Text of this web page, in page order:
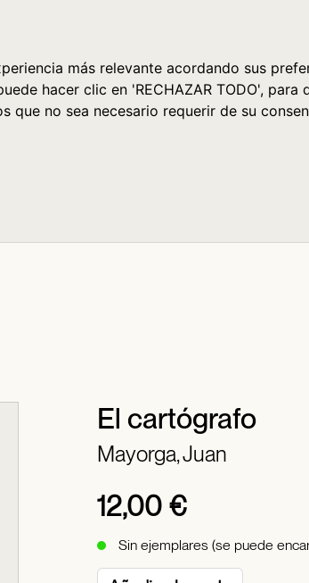
más relevante acordando sus
hacer clic en 'RECHAZAR TODO',
que no sea necesario requerir de su
El cartógrafo
Mayorga, Juan
12,00 €
Sin ejemplares (se puede